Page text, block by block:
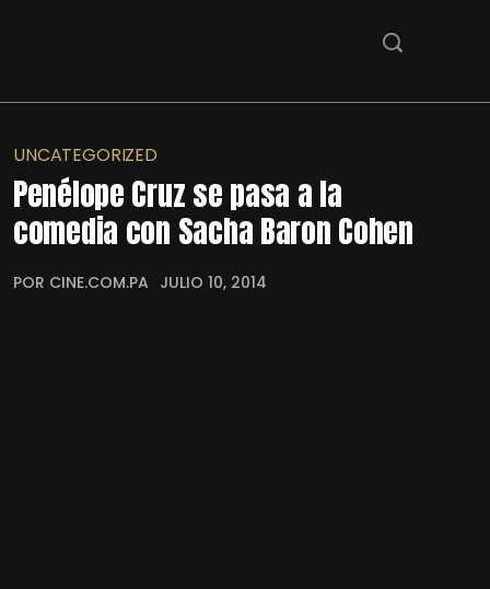
UNCATEGORIZED
Penélope Cruz se pasa a la
comedia con Sacha Baron Cohen
POR CINE.COM.PA JULIO 10, 2014